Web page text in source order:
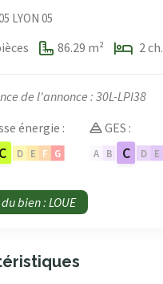
LYON 05
86.29 m² 2 ch.
de l'annonce : 30L-LPI38
énergie :
C D E F G
GES :
A B C D E
bien : LOUE